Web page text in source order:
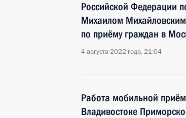
Российской Федерации
Михаилом
по приёму граждан в
4 августа 2022 года, 21:04
Работа мобильной
Владивостоке